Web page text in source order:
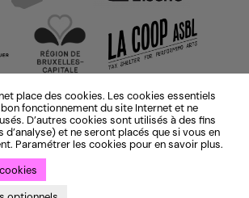
place des cookies. Les cookies essentiels
fonctionnement du site Internet et ne
D’autres cookies sont utilisés à des fins
et ne seront placés que si vous en
Paramétrer les cookies pour en savoir plus.